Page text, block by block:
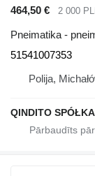
464,50 € 2 000
Pneimatika -
51541007353
Polija,